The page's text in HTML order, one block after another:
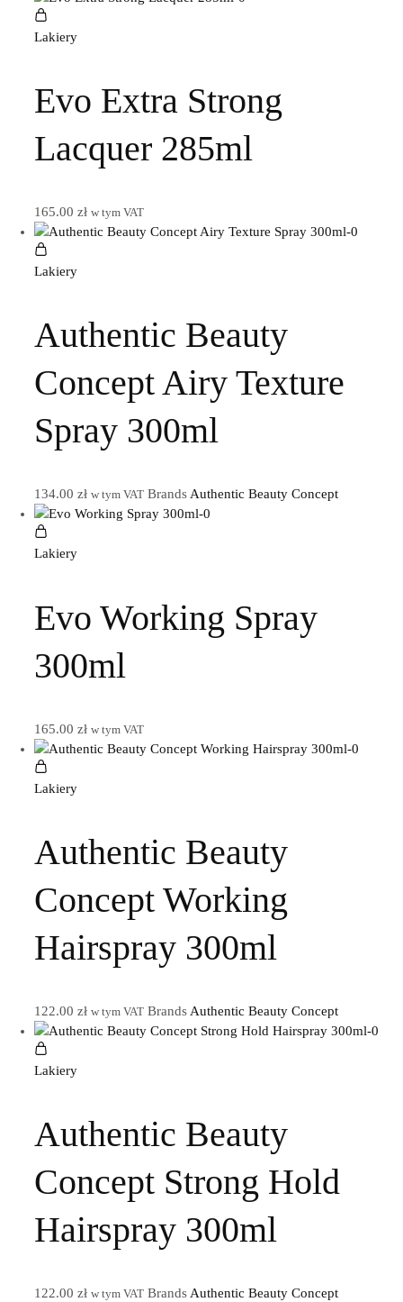
Lakiery
Evo Extra Strong
Lacquer 285ml
165.00 zł w tym VAT
Lakiery
Authentic Beauty
Concept Airy Texture
Spray 300ml
134.00 zł w tym VATBrandsAuthentic Beauty Concept
Lakiery
Evo Working Spray
300ml
165.00 zł w tym VAT
Lakiery
Authentic Beauty
Concept Working
Hairspray 300ml
122.00 zł w tym VATBrands Authentic Beauty Concept
Lakiery
Authentic Beauty
Concept Strong Hold
Hairspray 300ml
122.00 zł w tym VATBrandsAuthentic Beauty Concept